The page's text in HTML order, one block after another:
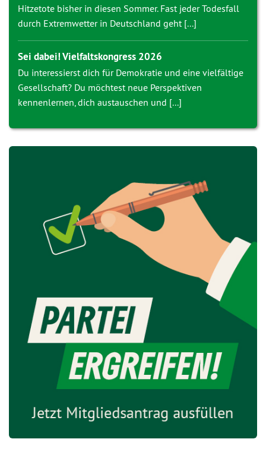
Hitzetote bisher in diesen Sommer. Fast jeder Todesfall
durch Extremwetter in Deutschland geht [...]
Sei dabei! Vielfaltskongress 2026
Du interessierst dich für Demokratie und eine vielfältige
Gesellschaft? Du möchtest neue Perspektiven
kennenlernen, dich austauschen und [...]